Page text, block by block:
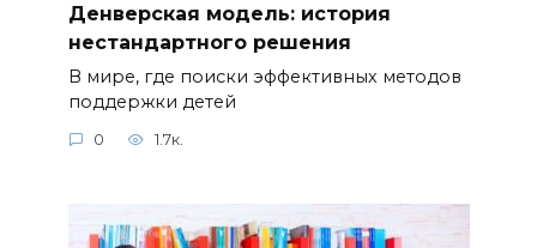
Денверская модель: история
нестандартного решения
В мире, где поиски эффективных методов
поддержки детей
0 1.7к.